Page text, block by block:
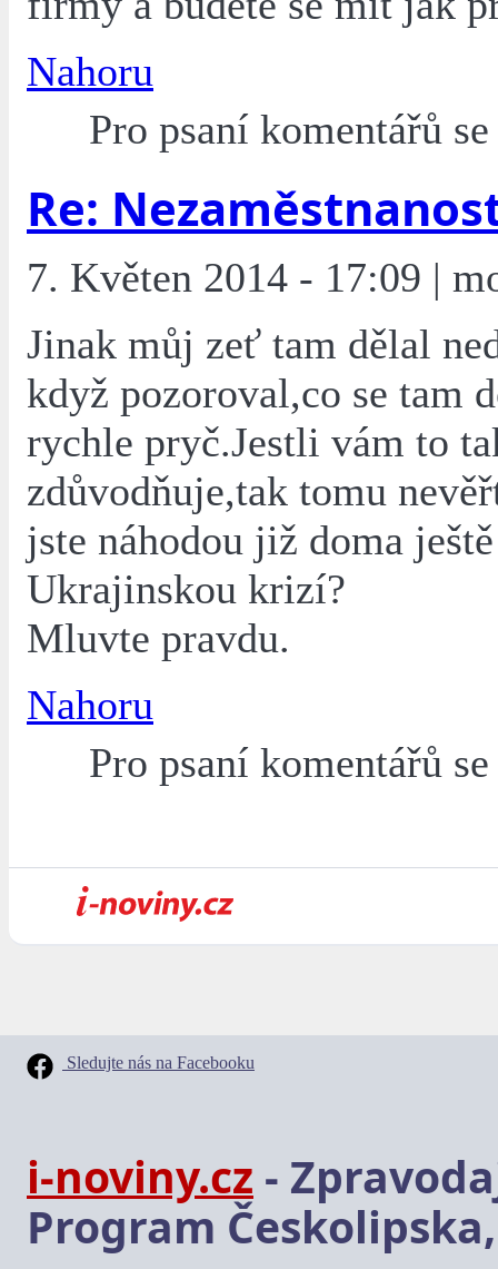
Nahoru
Pro psaní komentářů
Re:
7. Květen 2014 - 17:09 |
Jinak můj zeť tam dělal
když pozoroval,co se tam
rychle pryč.Jestli vám to
zdůvodňuje,tak tomu
jste náhodou již doma
Ukrajinskou krizí?
Mluvte pravdu.
Nahoru
Pro psaní komentářů
Sledujte nás na Facebooku
i-noviny.cz -
Program